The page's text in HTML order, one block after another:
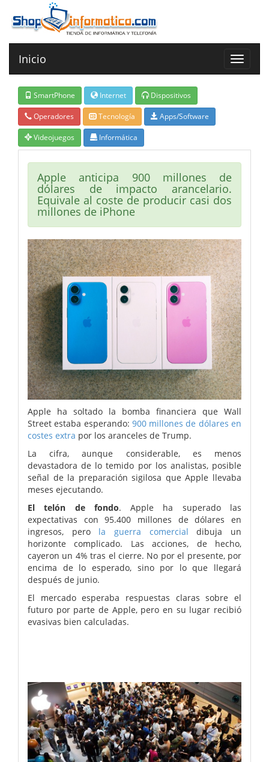
Toggle
Inicio
SmartPhone Internet Dispositivos
Operadores Tecnología Apps/Software
Videojuegos Informática
Apple anticipa 900 millones de
dólares de impacto arancelario.
Equivale al coste de producir casi dos
millones de iPhone
Apple ha soltado la bomba financiera que Wall
Street estaba esperando: 900 millones de dólares en
costes extra por los aranceles de Trump.
La cifra, aunque considerable, es menos
devastadora de lo temido por los analistas, posible
señal de la preparación sigilosa que Apple llevaba
meses ejecutando.
El telón de fondo. Apple ha superado las
expectativas con 95.400 millones de dólares en
ingresos, pero la guerra comercial dibuja un
horizonte complicado. Las acciones, de hecho,
cayeron un 4% tras el cierre. No por el presente, por
encima de lo esperado, sino por lo que llegará
después de junio.
El mercado esperaba respuestas claras sobre el
futuro por parte de Apple, pero en su lugar recibió
evasivas bien calculadas.